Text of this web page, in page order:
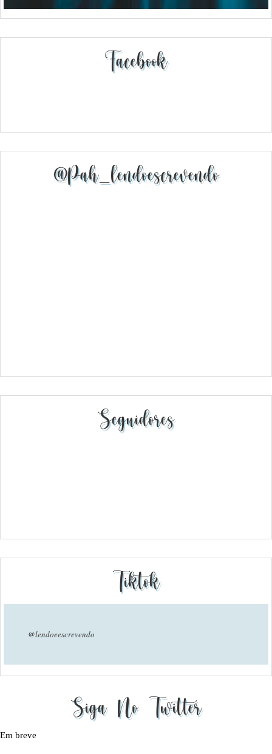
Facebook
@pah_lendoescrevendo
Seguidores
Tiktok
@lendoeescrevendo
Siga No Twitter
Em breve